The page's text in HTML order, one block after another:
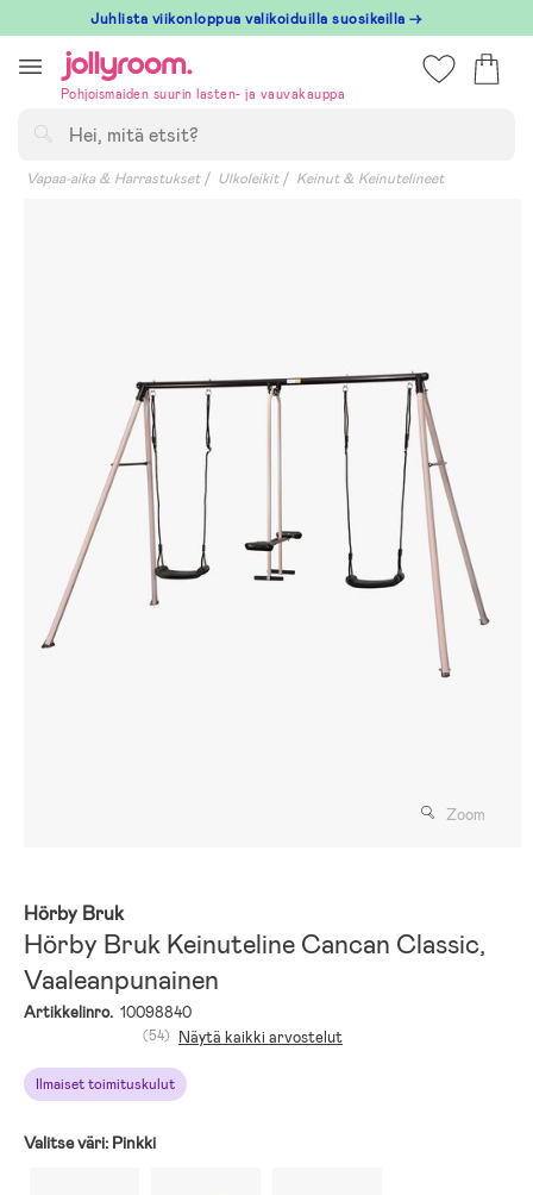
till
innehållet
Juhlista viikonloppua valikoiduilla suosikeilla →
Pohjoismaiden suurin lasten- ja vauvakauppa
Vapaa-aika & Harrastukset Ulkoleikit Keinut & Keinutelineet
Zoom
Hörby Bruk
Hörby Bruk Keinuteline Cancan Classic,
Vaaleanpunainen
Artikkelinro. 10098840
Ilmaiset toimituskulut
(54) Näytä kaikki arvostelut
Valitse väri: Pinkki